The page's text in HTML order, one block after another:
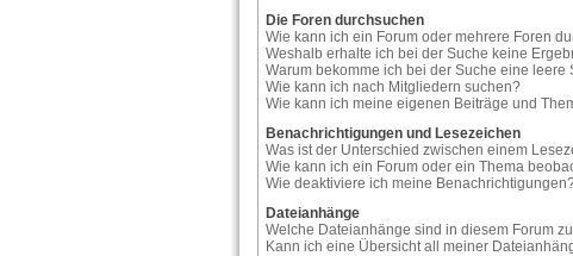
Die Foren durchsuchen
Wie kann ich ein Forum oder mehrere Foren
Weshalb erhalte ich bei der Suche keine
Warum bekomme ich bei der Suche eine leere
Wie kann ich nach Mitgliedern suchen?
Wie kann ich meine eigenen Beiträge und
Benachrichtigungen und Lesezeichen
Was ist der Unterschied zwischen einem
Wie kann ich ein Forum oder ein Thema
Wie deaktiviere ich meine
Dateianhänge
Welche Dateianhänge sind in diesem Forum
Kann ich eine Übersicht all meiner